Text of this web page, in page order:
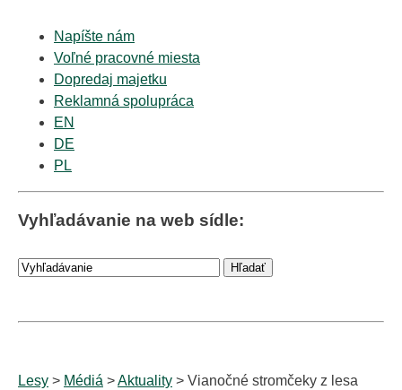
Napíšte nám
Voľné pracovné miesta
Dopredaj majetku
Reklamná spolupráca
EN
DE
PL
Vyhľadávanie na web sídle:
Lesy > Médiá >Aktuality > Vianočné stromčeky z lesa